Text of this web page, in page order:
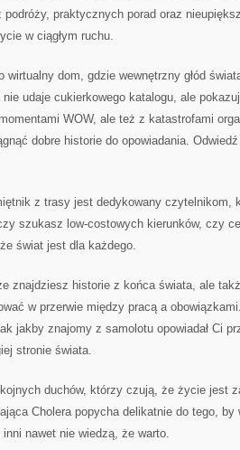
podróży, praktycznych porad oraz
w ciągłym ruchu.
wirtualny dom, gdzie wewnętrzny głód
udaje cukierkowego katalogu, ale
WOW, ale też z katastrofami
dobre historie do opowiadania.
z trasy jest dedykowany czytelnikom,
szukasz low-costowych kierunków, czy
świat jest dla każdego.
znajdziesz historie z końca świata, ale
w przerwie między pracą a
jakby znajomy z samolotu opowiadał Ci
stronie świata.
duchów, którzy czują, że życie jest
Cholera popycha delikatnie do tego,
nawet nie wiedzą, że warto.